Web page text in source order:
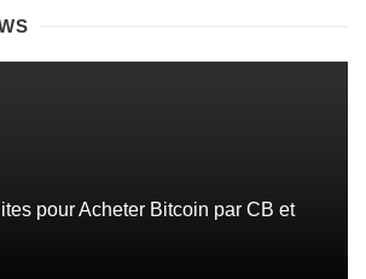
pour Acheter Bitcoin par CB et